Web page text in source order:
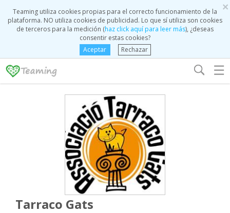
×
Teaming utiliza cookies propias para el correcto funcionamiento de la
plataforma. NO utiliza cookies de publicidad. Lo que sí utiliza son cookies
de terceros para la medición (haz click aquí para leer más), ¿deseas
consentir estas cookies?
Aceptar
Rechazar
☰
Tarraco Gats